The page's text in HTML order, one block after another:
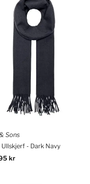
Sons
Ullskjerf - Dark Navy
kr